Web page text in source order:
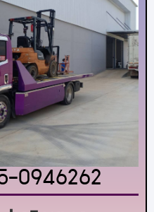
0946262